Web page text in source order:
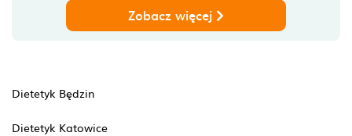
Zobacz więcej
Dietetyk Będzin
Dietetyk Katowice